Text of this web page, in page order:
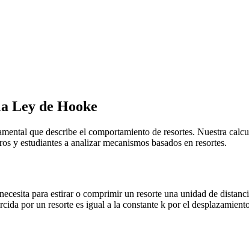
Ley de Hooke
que describe el comportamiento de resortes. Nuestra
y estudiantes a analizar mecanismos basados en resortes.
para estirar o comprimir un resorte una unidad de
por un resorte es igual a la constante k por el